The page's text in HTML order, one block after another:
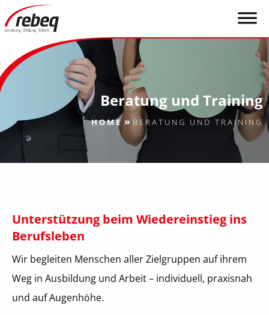
Beratung und Training
HOME » BERATUNG UND TRAINING
Unterstützung beim Wiedereinstieg ins
Berufsleben
Wir begleiten Menschen aller Zielgruppen auf ihrem
Weg in Ausbildung und Arbeit – individuell, praxisnah
und auf Augenhöhe.